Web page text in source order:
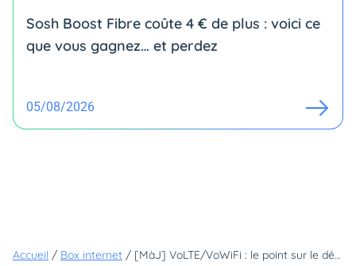
Sosh Boost Fibre coûte 4 € de plus : voici ce
que vous gagnez… et perdez
05/08/2026
Accueil / Box internet / [MàJ] VoLTE/VoWiFi : le point sur le déploiement chez les opérateurs